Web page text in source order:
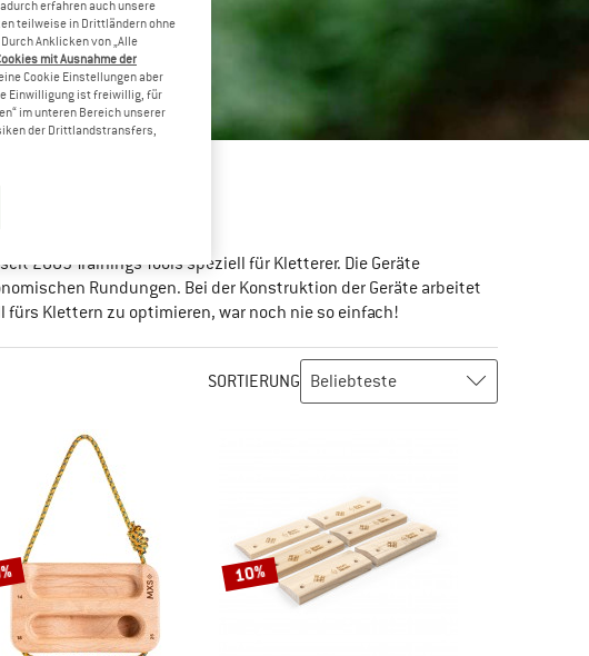
2009 Trainings-Tools speziell für Kletterer. Die Geräte
Rundungen. Bei der Konstruktion der Geräte arbeitet
Klettern zu optimieren, war noch nie so einfach!
SORTIERUNG
10%
erfahren auch unsere
teilweise in Drittländern ohne
Anklicken von „Alle
mit Ausnahme der
Cookie Einstellungen aber
Einwilligung ist freiwillig, für
im unteren Bereich unserer
der Drittlandstransfers,